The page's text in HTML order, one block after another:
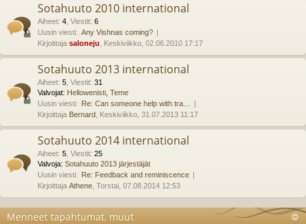
Sotahuuto 2010 international
Aiheet: 4 Viestit: 6
Uusin viesti: Any Vishnas coming?
Kirjoittaja saloneju , Keskiviikko, 02.06.2010 17:17
Sotahuuto 2013 international
Aiheet: 5 Viestit: 31
Valvojat: Hellowenisti Teme
Uusin viesti: Re: Can someone help with tra…
Kirjoittaja Bernard , Keskiviikko, 31.07.2013 11:17
Sotahuuto 2014 international
Aiheet: 5 Viestit: 25
Valvoja: Sotahuuto 2013 järjestäjät
Uusin viesti: Re: Feedback and reminiscence
Kirjoittaja Athene , Torstai, 07.08.2014 12:53
Menneet tapahtumat, muut